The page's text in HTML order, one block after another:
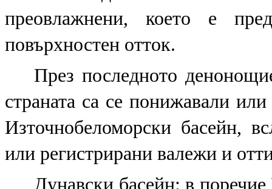
преовлажнени, което е
повърхностен отток.
През последното
страната са се понижавали
Източнобеломорски басейн,
или регистрирани валежи и
Дунавски басейн: в